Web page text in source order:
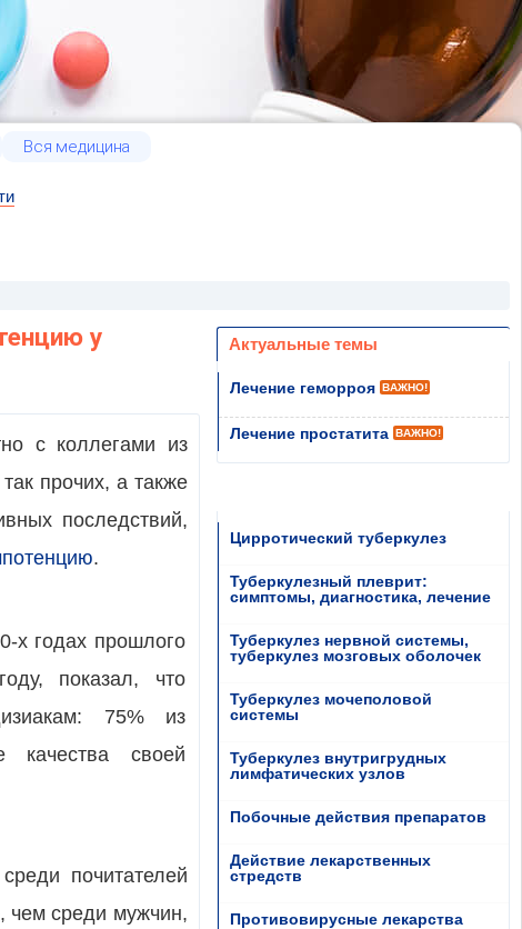
Вся медицина
у
с коллегами из
так прочих, а также
последствий,
.
х годах прошлого
показал, что
75% из
качества своей
почитателей
чем среди мужчин,
Актуальные темы
Лечение геморроя ВАЖНО!
Лечение простатита ВАЖНО!
Цирротический туберкулез
Туберкулезный плеврит:
симптомы, диагностика, лечение
Туберкулез нервной системы,
туберкулез мозговых оболочек
Туберкулез мочеполовой
системы
Туберкулез внутригрудных
лимфатических узлов
Побочные действия препаратов
Действие лекарственных
стредств
Противовирусные лекарства